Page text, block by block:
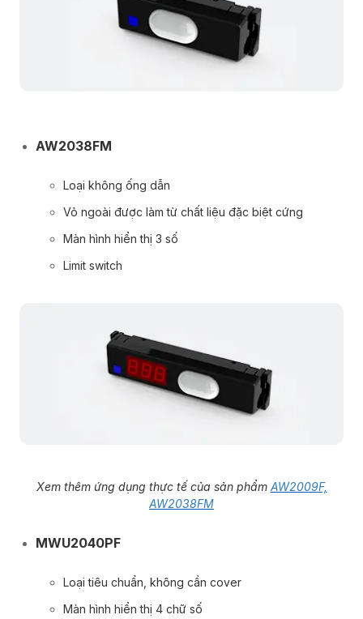
AW2038FM
Loại không ống dẫn
Vỏ ngoài được làm từ chất liệu đặc biệt cứng
Màn hình hiển thị 3 số
Limit switch
Xem thêm ứng dụng thực tế của sản phẩm AW2009F,
AW2038FM
MWU2040PF
Loại tiêu chuẩn, không cần cover
Màn hình hiển thị 4 chữ số